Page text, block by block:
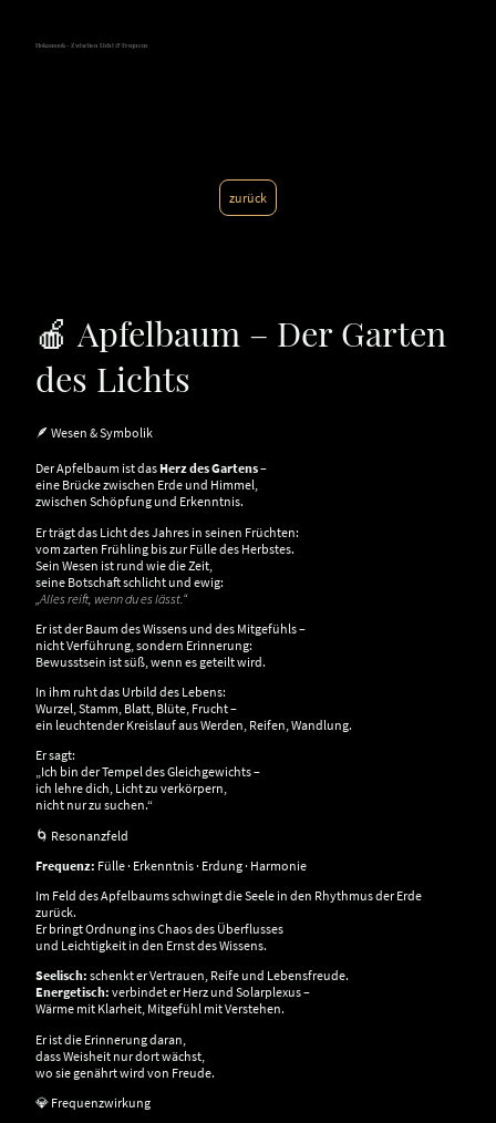
Hokamook - Zwischen Licht & Frequenz
zurück
🍎 Apfelbaum – Der Garten
des Lichts
🪶 Wesen & Symbolik
Der Apfelbaum ist das Herz des Gartens–
eine Brücke zwischen Erde und Himmel,
zwischen Schöpfung und Erkenntnis.
Er trägt das Licht des Jahres in seinen Früchten:
vom zarten Frühling bis zur Fülle des Herbstes.
Sein Wesen ist rund wie die Zeit,
seine Botschaft schlicht und ewig:
„Alles reift, wenn du es lässt.“
Er ist der Baum des Wissens und des Mitgefühls –
nicht Verführung, sondern Erinnerung:
Bewusstsein ist süß, wenn es geteilt wird.
In ihm ruht das Urbild des Lebens:
Wurzel, Stamm, Blatt, Blüte, Frucht –
ein leuchtender Kreislauf aus Werden, Reifen, Wandlung.
Er sagt:
„Ich bin der Tempel des Gleichgewichts –
ich lehre dich, Licht zu verkörpern,
nicht nur zu suchen.“
🌀 Resonanzfeld
Frequenz: Fülle · Erkenntnis · Erdung · Harmonie
Im Feld des Apfelbaums schwingt die Seele in den Rhythmus der Erde
zurück.
Er bringt Ordnung ins Chaos des Überflusses
und Leichtigkeit in den Ernst des Wissens.
Seelisch: schenkt er Vertrauen, Reife und Lebensfreude.
Energetisch: verbindet er Herz und Solarplexus –
Wärme mit Klarheit, Mitgefühl mit Verstehen.
Er ist die Erinnerung daran,
dass Weisheit nur dort wächst,
wo sie genährt wird von Freude.
💎 Frequenzwirkung